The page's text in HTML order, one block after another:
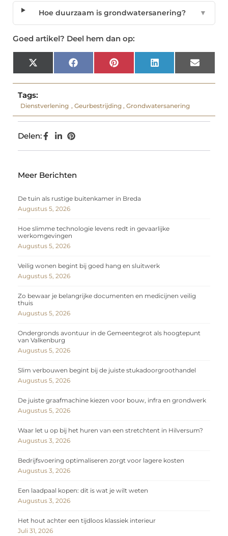
Hoe duurzaam is grondwatersanering? ▼
Goed artikel? Deel hem dan op:
X
(Twitter)
Facebook Pinterest LinkedIn Email
Tags:
Dienstverlening , Geurbestrijding , Grondwatersanering
Delen:
Meer Berichten
De tuin als rustige buitenkamer in Breda
Augustus 5, 2026
Hoe slimme technologie levens redt in gevaarlijke
werkomgevingen
Augustus 5, 2026
Veilig wonen begint bij goed hang en sluitwerk
Augustus 5, 2026
Zo bewaar je belangrijke documenten en medicijnen veilig
thuis
Augustus 5, 2026
Ondergronds avontuur in de Gemeentegrot als hoogtepunt
van Valkenburg
Augustus 5, 2026
Slim verbouwen begint bij de juiste stukadoorgroothandel
Augustus 5, 2026
De juiste graafmachine kiezen voor bouw, infra en grondwerk
Augustus 5, 2026
Waar let u op bij het huren van een stretchtent in Hilversum?
Augustus 3, 2026
Bedrijfsvoering optimaliseren zorgt voor lagere kosten
Augustus 3, 2026
Een laadpaal kopen: dit is wat je wilt weten
Augustus 3, 2026
Het hout achter een tijdloos klassiek interieur
Juli 31, 2026